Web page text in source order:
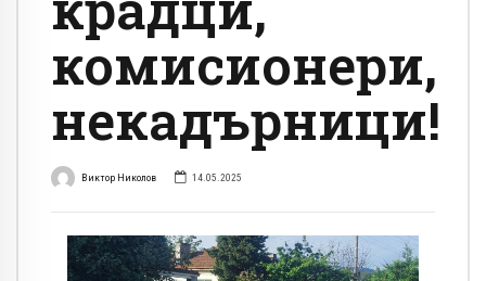
комисионери,
некадърници!
Виктор Николов 14.05.2025